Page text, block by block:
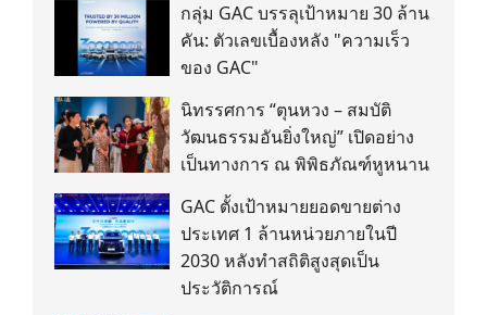
กลุ่ม GAC บรรลุเป้าหมาย 30 ล้าน
คัน: ตัวเลขเบื้องหลัง "ความเร็ว
ของ GAC"
นิทรรศการ “ตุนหวง – สมบัติ
วัฒนธรรมอันยิ่งใหญ่” เปิดอย่าง
เป็นทางการ ณ พิพิธภัณฑ์หูหนาน
GAC ตั้งเป้าหมายยอดขายต่าง
ประเทศ 1 ล้านหน่วยภายในปี
2030 หลังทำสถิติสูงสุดเป็น
ประวัติการณ์